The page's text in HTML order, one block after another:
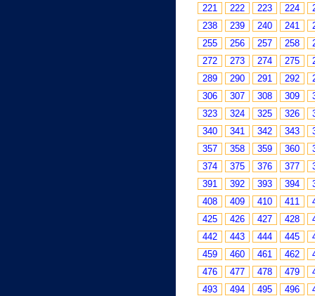
221
222 223 224
238
239 240 241
255
256 257 258
272
273 274 275
289
290 291 292
306
307 308 309
323
324 325 326
340
341 342 343
357
358 359 360
374
375 376 377
391
392 393 394
408
409 410 411
425
426 427 428
442
443 444 445
459
460 461 462
476
477 478 479
493
494 495 496